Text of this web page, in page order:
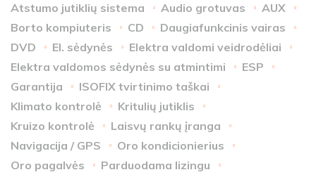
Atstumo jutiklių sistema Audio grotuvas
AUX
Borto kompiuteris
CD
Daugiafunkcinis vairas
DVD
El. sėdynės
Elektra valdomi veidrodėliai
Elektra valdomos sėdynės su atmintimi
ESP
Garantija
ISOFIX tvirtinimo taškai
Klimato kontrolė
Kritulių jutiklis
Kruizo kontrolė
Laisvų rankų įranga
Navigacija / GPS
Oro kondicionierius
Oro pagalvės
Parduodama lizingu